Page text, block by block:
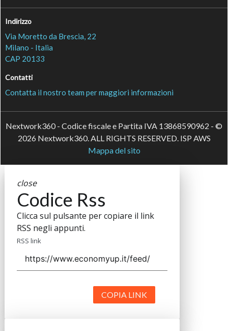
Indirizzo
Via Moretto da Brescia, 22
Milano - Italia
CAP 20133
Contatti
Contatta il nostro team per maggiori informazioni
Nextwork360 - Codice fiscale e Partita IVA 13868590962 - ©
2026 Nextwork360. ALL RIGHTS RESERVED. ISP AWS
Mappa del sito
close
Codice Rss
Clicca sul pulsante per copiare il link
RSS negli appunti.
RSS link
COPIA LINK